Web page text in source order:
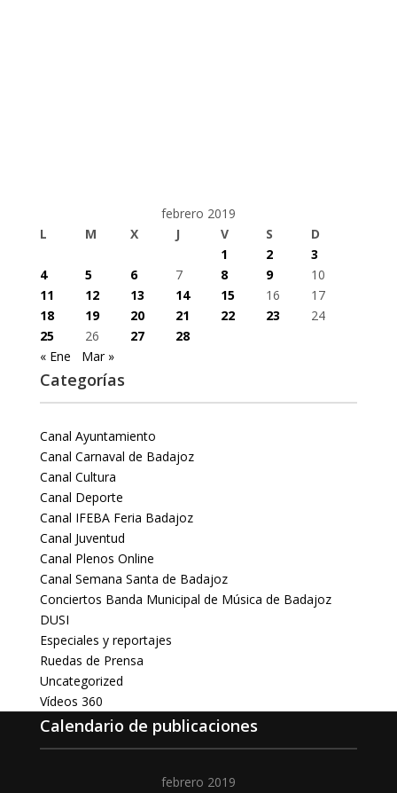
febrero 2019
L
M X J V S
D
1
2
3
4
5 6 7 8 9
10
11
12 13 14 15 16
17
18
19 20 21 22 23
24
25
26 27
28
« Ene
Mar »
Categorías
Canal Ayuntamiento
Canal Carnaval de Badajoz
Canal Cultura
Canal Deporte
Canal IFEBA Feria Badajoz
Canal Juventud
Canal Plenos Online
Canal Semana Santa de Badajoz
Conciertos Banda Municipal de Música de Badajoz
DUSI
Especiales y reportajes
Ruedas de Prensa
Uncategorized
Vídeos 360
Calendario de publicaciones
febrero 2019